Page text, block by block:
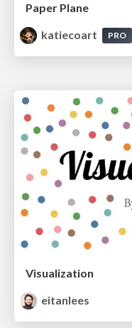
Paper Plane
katiecoart
PRO
Visualization
eitanlees